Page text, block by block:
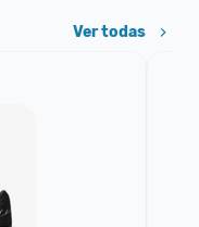
Ver todas